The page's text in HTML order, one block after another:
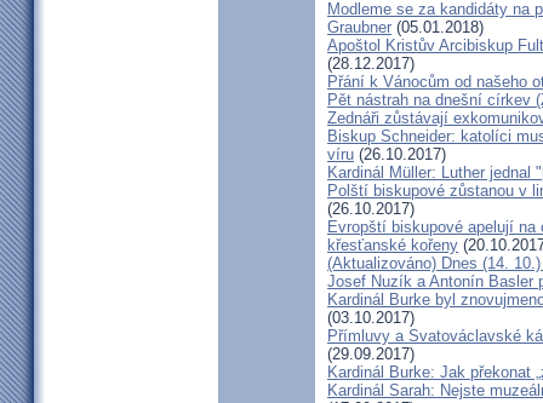
Modleme se za kandidáty na
Graubner (05.01.2018)
Apoštol Kristův Arcibiskup
(28.12.2017)
Přání k Vánocům od našeho
Pět nástrah na dnešní církev
Zednáři zůstávají
Biskup Schneider: katolíci
víru (26.10.2017)
Kardinál Müller: Luther jednal
Polští biskupové zůstanou v
(26.10.2017)
Evropští biskupové apelují
křesťanské kořeny
(Aktualizováno) Dnes (14.
Josef Nuzík a Antonín Basler
Kardinál Burke byl
(03.10.2017)
Přímluvy a Svatováclavské
(29.09.2017)
Kardinál Burke: Jak překonat
Kardinál Sarah: Nejste